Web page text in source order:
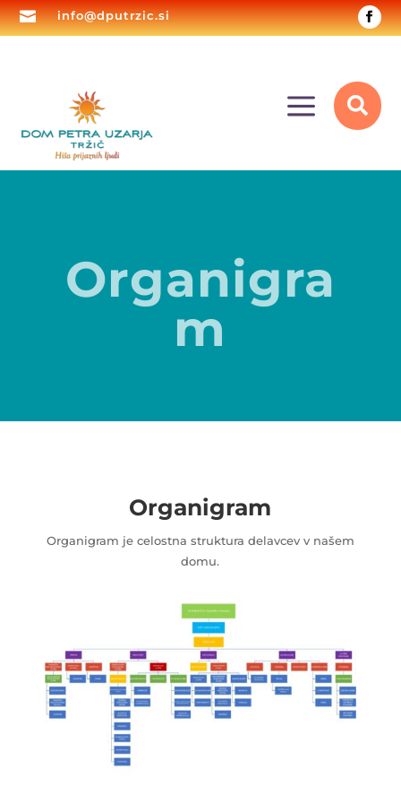
 info@dputrzic.si
a 
Organigra
m
Organigram
Organigram je celostna struktura delavcev v našem
domu.